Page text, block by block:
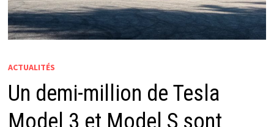
ACTUALITÉS
Un demi-million de Tesla
Model 3 et Model S sont